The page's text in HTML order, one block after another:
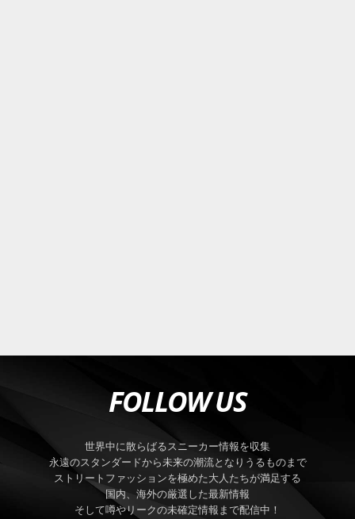
FOLLOW US
世界中に散らばるスニーカー情報を収集
永遠のスタンダードから未来の潮流となりうるものまで
ストリートファッションを極めた大人たちが満足する
国内、海外の厳選した最新情報
そして噂やリークの未確定情報まで配信中！